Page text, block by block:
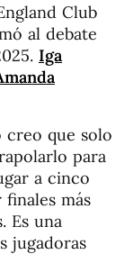
Club
al debate
Iga
creo que solo
para
a cinco
finales más
Es una
jugadoras